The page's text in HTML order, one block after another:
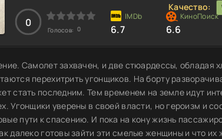
0
Голосов: 0 6.7 6.6
Качество:
Самолет захвачен, и две стюардессы, обладая
перехитрить угонщиков. На борту
стать последним. Тем временем на земле идут
Угонщики уверены в своей власти, но героизм и
пути к спасению. И пока на кону жизнь
далеко готовы зайти эти смелые женщины и что их